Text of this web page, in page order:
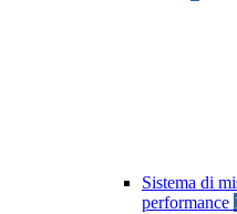
Sistema di
performance